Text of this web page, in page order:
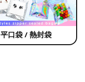
平口袋 / 熱封袋